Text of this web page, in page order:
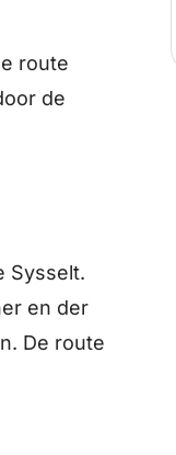
route
de
Sysselt.
en der
De route